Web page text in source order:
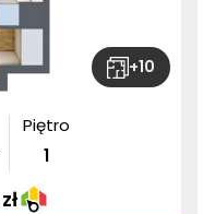
+10
Piętro
1